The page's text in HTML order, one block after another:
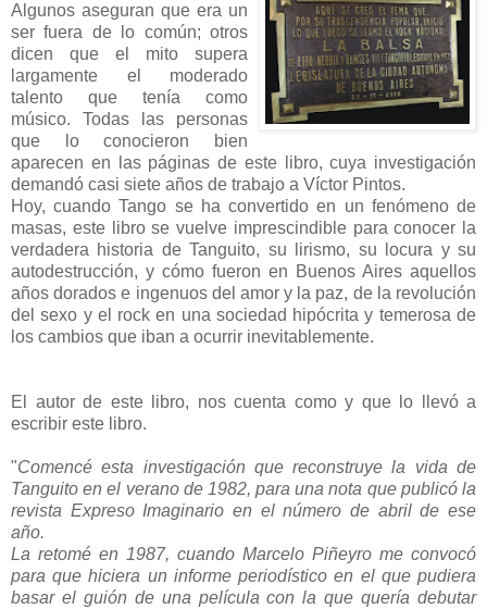
Algunos aseguran que era un
ser fuera de lo común; otros
dicen que el mito supera
largamente el moderado
talento que tenía como
músico. Todas las personas
que lo conocieron bien
aparecen en las páginas de este libro, cuya investigación
demandó casi siete años de trabajo a Víctor Pintos.
Hoy, cuando Tango se ha convertido en un fenómeno de
masas, este libro se vuelve imprescindible para conocer la
verdadera historia de Tanguito, su lirismo, su locura y su
autodestrucción, y cómo fueron en Buenos Aires aquellos
años dorados e ingenuos del amor y la paz, de la revolución
del sexo y el rock en una sociedad hipócrita y temerosa de
los cambios que iban a ocurrir inevitablemente.
El autor de este libro, nos cuenta como y que lo llevó a
escribir este libro.
"Comencé esta investigación que reconstruye la vida de
Tanguito en el verano de 1982, para una nota que publicó la
revista Expreso Imaginario en el número de abril de ese
año.
La retomé en 1987, cuando Marcelo Piñeyro me convocó
para que hiciera un informe periodístico en el que pudiera
basar el guión de una película con la que quería debutar